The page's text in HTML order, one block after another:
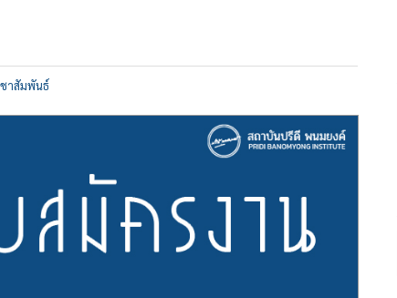
าสัมพันธ์